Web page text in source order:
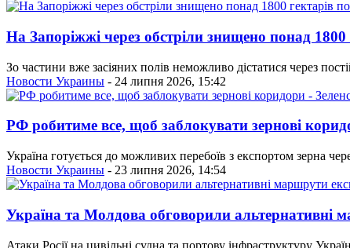
На Запоріжжі через обстріли знищено понад 1800
Зо частини вже засіяних полів неможливо дістатися через
Новости Украины - 24 липня 2026, 15:42
РФ робитиме все, щоб заблокувати зернові
Україна готується до можливих перебоїв з експортом зерна
Новости Украины - 23 липня 2026, 14:54
Україна та Молдова обговорили альтернативні
Атаки Росії на цивільні судна та портову інфраструктуру